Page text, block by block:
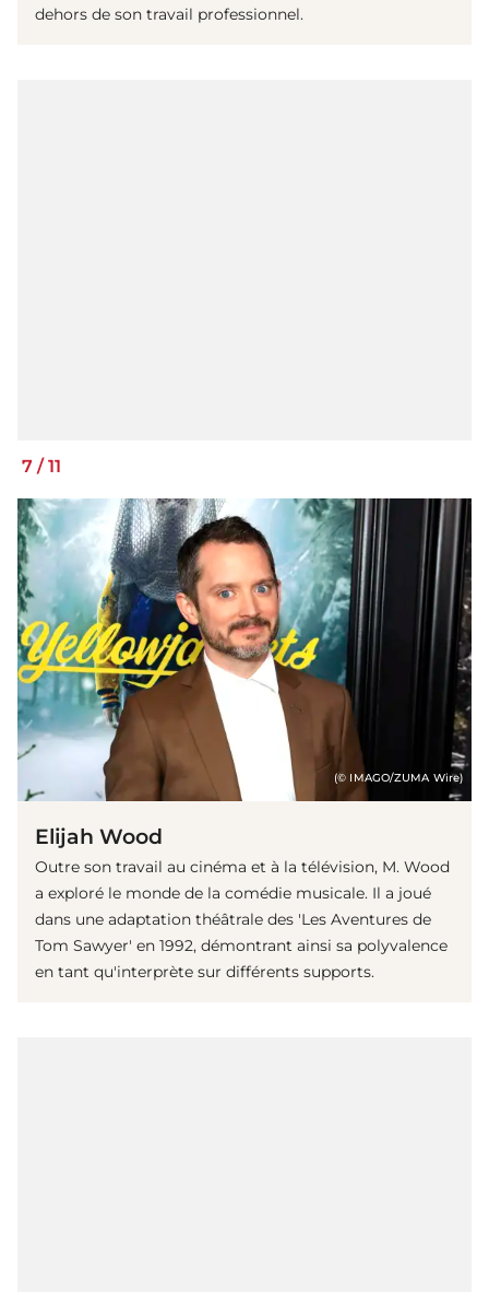
dehors de son travail professionnel.
7 /11
(© IMAGO/ZUMA Wire)
Elijah Wood
Outre son travail au cinéma et à la télévision, M. Wood
a exploré le monde de la comédie musicale. Il a joué
dans une adaptation théâtrale des 'Les Aventures de
Tom Sawyer' en 1992, démontrant ainsi sa polyvalence
en tant qu'interprète sur différents supports.